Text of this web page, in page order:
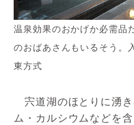
温泉効果のおかげか必需品
のおばあさんもいるそう。
東方式
宍道湖のほとりに湧
ム・カルシウムなどを